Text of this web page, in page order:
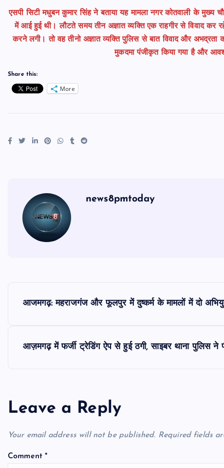
एसपी सिटी मधुबन कुमार सिंह ने बताया यह मामला नगर कोतवाली के मुख्य
में आई हुई थी। लौटते समय तीन अज्ञात व्यक्ति एक राहगीर से विवाद कर
करने लगी। तो वह तीनो अज्ञात व्यक्ति पुलिस से बात विवाद और अभद्रता
मुकदमा पंजीकृत किया गया है और
Share this:
More
news8pmtoday
n
a
v
आजमगढ़: महराजगंज और फूलपुर में दुष्कर्म के मामलों में दो
आज़मगढ़ में फर्जी ट्रेडिंग ऐप से हुई ठगी, साइबर थाना पुलिस ने
Leave a Reply
Your email address will not be published. Required fields
Comment*